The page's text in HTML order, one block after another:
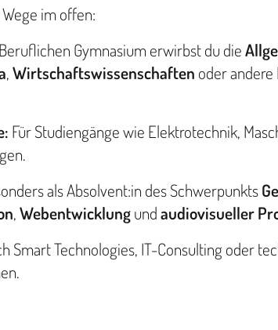
im offen:
Gymnasium erwirbst du die
,Wirtschaftswissenschaften oder andere
Für Studiengänge wie Elektrotechnik,
als Absolvent:in des Schwerpunkts
,Webentwicklungundaudiovisueller
Smart Technologies, IT-Consulting oder